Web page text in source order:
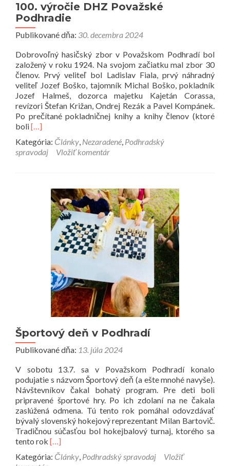
100. výročie DHZ Považské
Podhradie
Publikované dňa: 30. decembra 2024
Dobrovoľný hasičský zbor v Považskom Podhradí bol
založený v roku 1924. Na svojom začiatku mal zbor 30
členov. Prvý veliteľ bol Ladislav Fiala, prvý náhradný
veliteľ Jozef Boško, tajomník Michal Boško, pokladník
Jozef Halmeš, dozorca majetku Kajetán Corassa,
revízori Štefan Križan, Ondrej Rezák a Pavel Kompánek.
Po prečítané pokladničnej knihy a knihy členov (ktoré
boliPrečítať
o
100.
Považské
Podhradie
[…]
Kategória: Články, Nezaradené, Podhradský
spravodaj
Vložiť komentár
Športový deň v Podhradí
Publikované dňa: 13. júla 2024
V sobotu 13.7. sa v Považskom Podhradí konalo
podujatie s názvom Športový deň (a ešte mnohé navyše).
Návštevníkov čakal bohatý program. Pre deti boli
pripravené športové hry. Po ich zdolaní na ne čakala
zaslúžená odmena. Tú tento rok pomáhal odovzdávať
bývalý slovenský hokejový reprezentant Milan Bartovič.
Tradičnou súčasťou bol hokejbalový turnaj, ktorého sa
tento rok Prečítať
viac
o
[…]
Kategória: Články, Podhradský spravodaj
Vložiť